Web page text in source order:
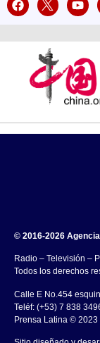
© 2016-2026
Radio – Televisión –
Todos los derechos
Calle E No.454
Teléf: (+53) 7 838
Prensa Latina © 2023 .